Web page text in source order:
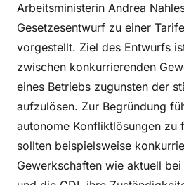
Arbeitsministerin Andrea
Gesetzesentwurf zu einer
vorgestellt. Ziel des Entwurfs
zwischen konkurrierenden
eines Betriebs zugunsten der
aufzulösen. Zur Begründung
autonome Konfliktlösungen zu
sollten beispielsweise
Gewerkschaften wie aktuell bei